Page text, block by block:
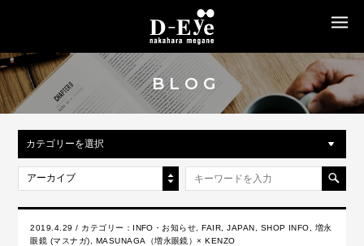
BLOG
カテゴリーを選択
アーカイブ
2019.4.29 / カテゴリー： INFO・お知らせ ,FAIR ,JAPAN SHOP INFO
増永
眼鏡 (マスナガ)
MASUNAGA（増永眼鏡）× KENZO